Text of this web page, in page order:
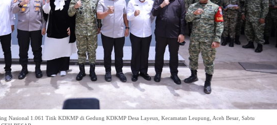
Nasional 1.061 Titik KDKMP di Gedung KDKMP Desa Layeun, Kecamatan Leupung, Aceh Besar, Sabtu